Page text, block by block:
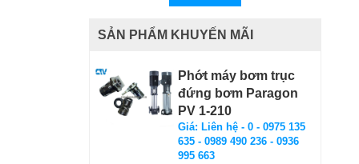
SẢN PHẨM KHUYẾN MÃI
Phớt máy bơm trục
đứng bơm Paragon
PV 1-210
Giá: Liên hệ - 0 - 0975 135
635 - 0989 490 236 - 0936
995 663